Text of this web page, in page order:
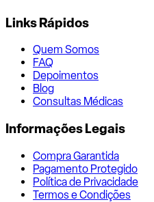
Links Rápidos
Quem Somos
FAQ
Depoimentos
Blog
Consultas Médicas
Informações Legais
Compra Garantida
Pagamento Protegido
Política de Privacidade
Termos e Condições